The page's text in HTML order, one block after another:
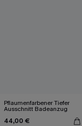
Pflaumenfarbener Tiefer
Ausschnitt Badeanzug
44,00 €